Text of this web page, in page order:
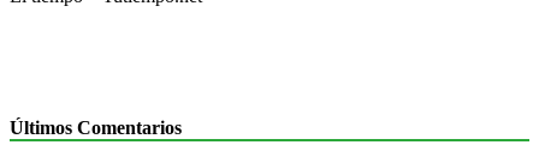
Últimos Comentarios